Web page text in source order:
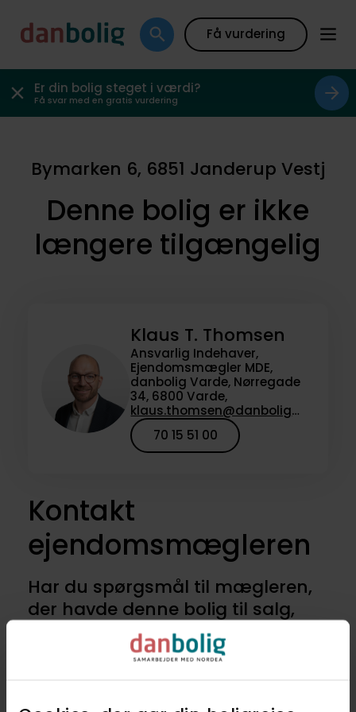
Få vurdering
Er din bolig steget i værdi?
Få svar med en gratis vurdering
Bymarken 6, 6851 Janderup Vestj
Denne bolig er ikke
længere tilgængelig
Klaus T. Thomsen
Ansvarlig Indehaver,
Ejendomsmægler MDE,
danbolig Varde, Nørregade
34, 6800 Varde,
klaus.thomsen@danbolig.dk
70 15 51 00
Kontakt
ejendomsmægleren
Har du spørgsmål til mægleren,
der havde denne bolig til salg,
eller vil du høre om lignende
boliger til salg? Kontakt os for at